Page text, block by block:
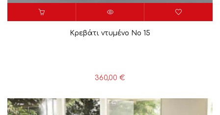
Κρεβάτι ντυμένο Νο 15
360,00 €